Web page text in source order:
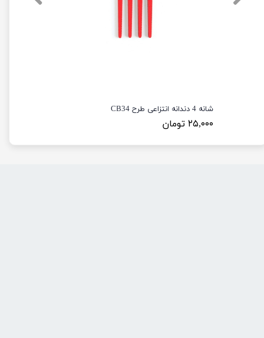
شانه 4 دندانه انتزاعی طرح CB34
۲۵,۰۰۰ تومان